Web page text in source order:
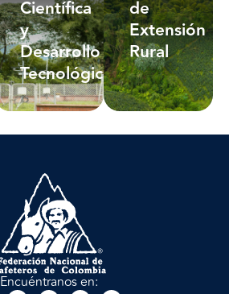
Científica
y
Desarrollo
Tecnológico
de
Extensión
Rural
Encuéntranos en: